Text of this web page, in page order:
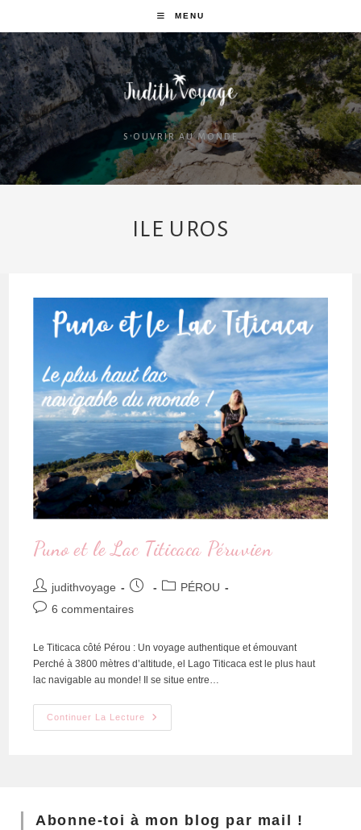
MENU
S'OUVRIR AU MONDE
ILE UROS
Puno et le Lac Titicaca Péruvien
judithvoyage
PÉROU
6 commentaires
Le Titicaca côté Pérou : Un voyage authentique et émouvant
Perché à 3800 mètres d’altitude, el Lago Titicaca est le plus haut
lac navigable au monde! Il se situe entre…
Continuer La Lecture
Abonne-toi à mon blog par mail !